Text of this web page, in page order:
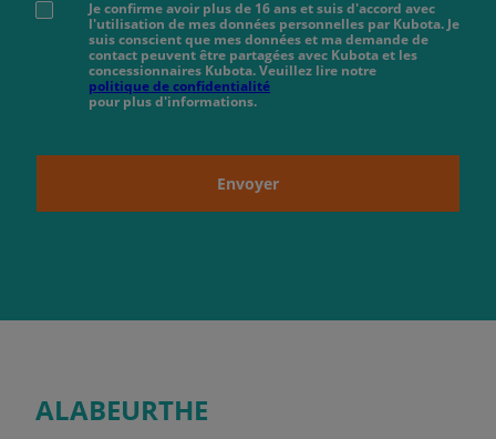
Je confirme avoir plus de 16 ans et suis d'accord avec
l'utilisation de mes données personnelles par Kubota. Je
suis conscient que mes données et ma demande de
contact peuvent être partagées avec Kubota et les
concessionnaires Kubota. Veuillez lire notre
politique de confidentialité
pour plus d'informations.
Envoyer
ALABEURTHE